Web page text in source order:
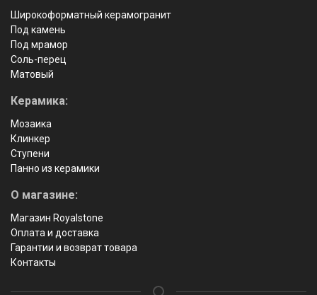
Широкоформатный керамогранит
Под камень
Под мрамор
Соль-перец
Матовый
Керамика:
Мозаика
Клинкер
Ступени
Панно из керамики
О магазине:
Магазин Royalstone
Оплата и доставка
Гарантии и возврат товара
Контакты